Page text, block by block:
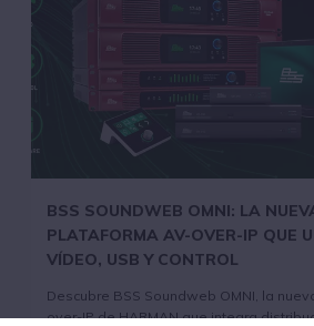
BSS SOUNDWEB OMNI: LA
PLATAFORMA AV-OVER-IP QUE
VÍDEO, USB Y CONTROL
Descubre BSS Soundweb OMNI, la
over-IP de HARMAN que integra